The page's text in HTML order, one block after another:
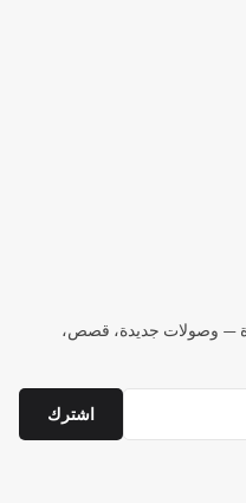
— وصولات جديدة، قصص،
اشترك